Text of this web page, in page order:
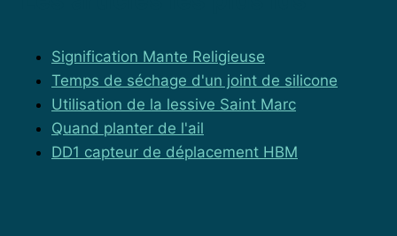
Signification Mante Religieuse
Temps de séchage d'un joint de silicone
Utilisation de la lessive Saint Marc
Quand planter de l'ail
DD1 capteur de déplacement HBM